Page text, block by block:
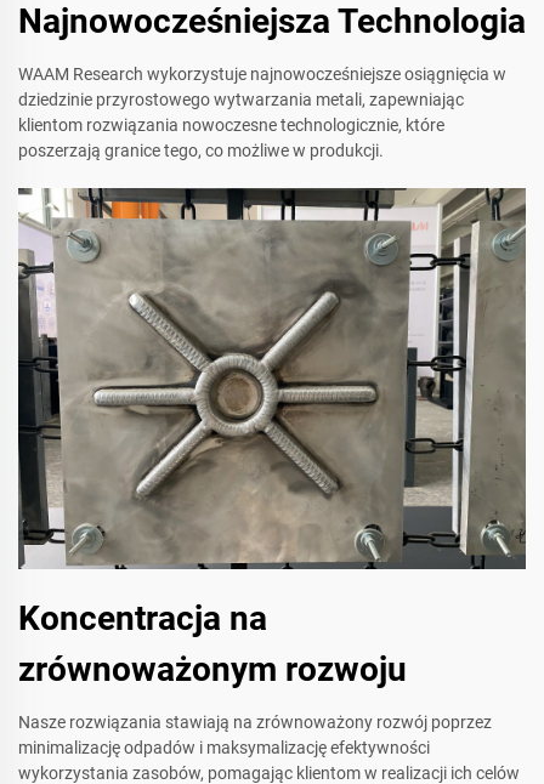
Najnowocześniejsza Technologia
WAAM Research wykorzystuje najnowocześniejsze osiągnięcia w
dziedzinie przyrostowego wytwarzania metali, zapewniając
klientom rozwiązania nowoczesne technologicznie, które
poszerzają granice tego, co możliwe w produkcji.
Koncentracja na
zrównoważonym rozwoju
Nasze rozwiązania stawiają na zrównoważony rozwój poprzez
minimalizację odpadów i maksymalizację efektywności
wykorzystania zasobów, pomagając klientom w realizacji ich celów